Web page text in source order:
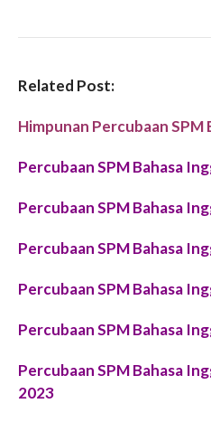
Related Post:
Himpunan Percubaan SPM
Percubaan SPM Bahasa
Percubaan SPM Bahasa
Percubaan SPM Bahasa
Percubaan SPM Bahasa
Percubaan SPM Bahasa
Percubaan SPM Bahasa
2023